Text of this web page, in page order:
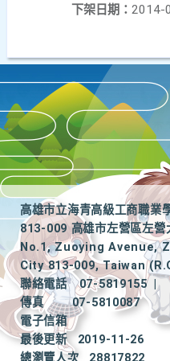
下架日期： 2014-
高雄市立海青高級工商職業
813-009 高雄市左營區左營
No.1, Zuoying Avenue,
City 813-009, Taiwan
聯絡電話
07-5819155
|
傳真
07-5810087
電子信箱
最後更新
2019-11-26
總瀏覽人次
28817822